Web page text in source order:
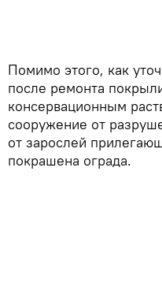
Помимо этого, как
после ремонта
консервационным
сооружение от
от зарослей
покрашена ограда.